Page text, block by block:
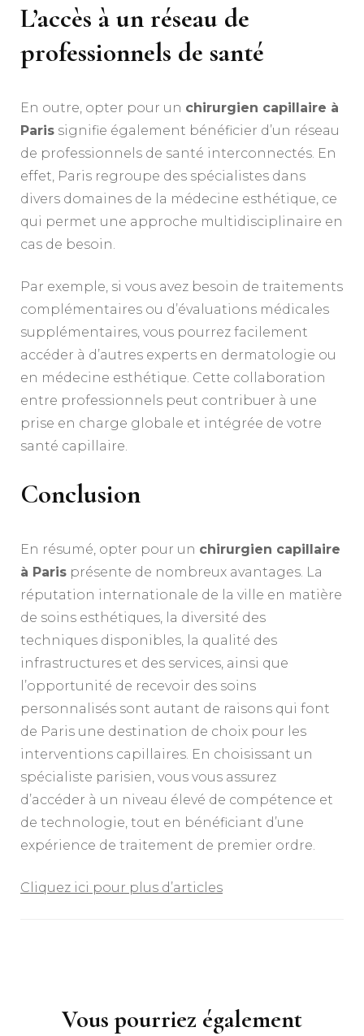
L’accès à un réseau de
professionnels de santé
En outre, opter pour un chirurgien capillaire à
Paris signifie également bénéficier d’un réseau
de professionnels de santé interconnectés. En
effet, Paris regroupe des spécialistes dans
divers domaines de la médecine esthétique, ce
qui permet une approche multidisciplinaire en
cas de besoin.
Par exemple, si vous avez besoin de traitements
complémentaires ou d’évaluations médicales
supplémentaires, vous pourrez facilement
accéder à d’autres experts en dermatologie ou
en médecine esthétique. Cette collaboration
entre professionnels peut contribuer à une
prise en charge globale et intégrée de votre
santé capillaire.
Conclusion
En résumé, opter pour un chirurgien capillaire
à Paris présente de nombreux avantages. La
réputation internationale de la ville en matière
de soins esthétiques, la diversité des
techniques disponibles, la qualité des
infrastructures et des services, ainsi que
l’opportunité de recevoir des soins
personnalisés sont autant de raisons qui font
de Paris une destination de choix pour les
interventions capillaires. En choisissant un
spécialiste parisien, vous vous assurez
d’accéder à un niveau élevé de compétence et
de technologie, tout en bénéficiant d’une
expérience de traitement de premier ordre.
Cliquez ici pour plus d’articles
Vous pourriez également